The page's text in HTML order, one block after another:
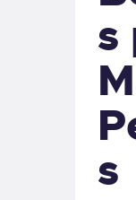
s
s